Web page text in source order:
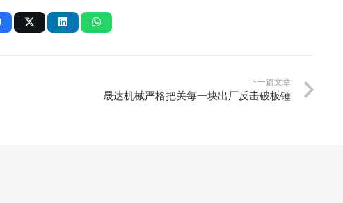
下一篇文章
晟达机械严格把关每一块出厂反击破板锤